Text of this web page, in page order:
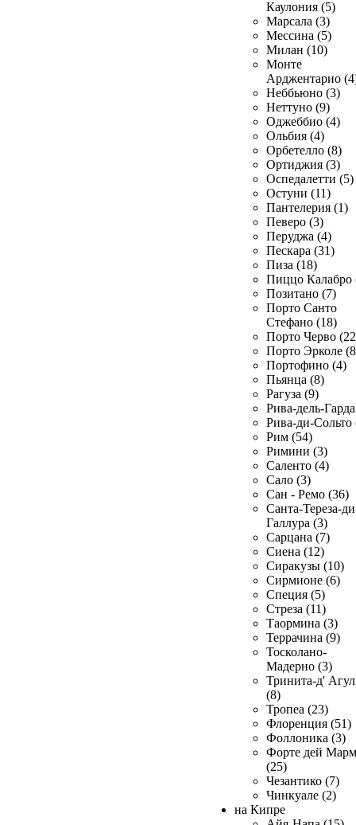
Каулония (5)
Марсала (3)
Мессина (5)
Милан (10)
Монте
Арджентарио
Неббьюно (3)
Неттуно (9)
Оджеббио (4)
Ольбия (4)
Орбетелло (8)
Ортиджия (3)
Оспедалетти (5)
Остуни (11)
Пантелерия (1)
Певеро (3)
Перуджа (4)
Пескара (31)
Пиза (18)
Пиццо Калабро
Позитано (7)
Порто Санто
Стефано (18)
Порто Черво
Порто Эрколе
Портофино (4)
Пьянца (8)
Рагуза (9)
Рива-дель-
Рива-ди-Сольто
Рим (54)
Римини (3)
Саленто (4)
Сало (3)
Сан - Ремо (36)
Санта-Тереза-
Галлура (3)
Сарцана (7)
Сиена (12)
Сиракузы (10)
Сирмионе (6)
Специя (5)
Стреза (11)
Таормина (3)
Террачина (9)
Тосколано-
Мадерно (3)
Тринита-д'
(8)
Тропеа (23)
Флоренция (51)
Фоллоника (3)
Форте дей
(25)
Чезантико (7)
Чинкуале (2)
на Кипре